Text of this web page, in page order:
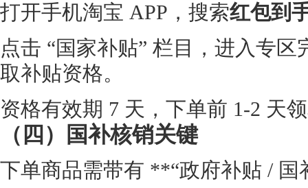
打开手机淘宝 APP，搜索红包到
点击 “国家补贴” 栏目，进入专
取补贴资格。
资格有效期 7 天，下单前 1-2 天
（四）国补核销关键
下单商品需带有 **“政府补贴 /